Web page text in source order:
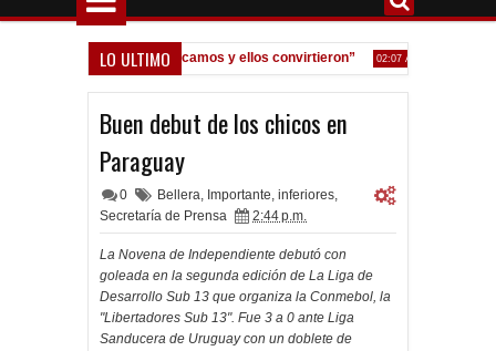
LO ULTIMO
errores, nos equivocamos y ellos convirtieron” 02:07 AM Fedorco: "Un
Buen debut de los chicos en
Paraguay
0 Bellera, Importante, inferiores,
Secretaría de Prensa
2:44 p.m.
La Novena de Independiente debutó con
goleada en la segunda edición de La Liga de
Desarrollo Sub 13 que organiza la Conmebol, la
"Libertadores Sub 13". Fue 3 a 0 ante Liga
Sanducera de Uruguay con un doblete de